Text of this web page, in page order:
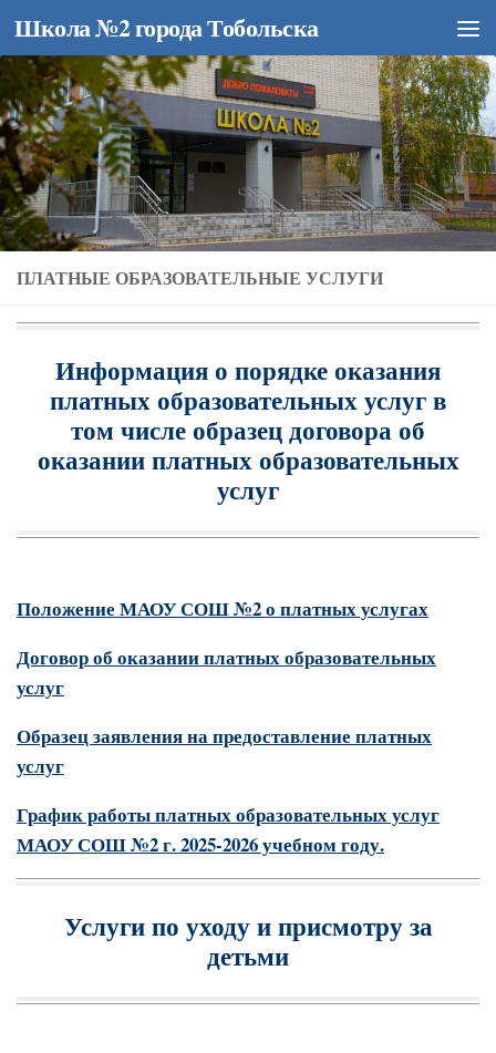
Перейти к содержимому
Школа №2 города Тобольска
ПЛАТНЫЕ ОБРАЗОВАТЕЛЬНЫЕ УСЛУГИ
Информация о порядке оказания
платных образовательных услуг в
том числе образец договора об
оказании платных образовательных
услуг
Положение МАОУ СОШ №2 о платных услугах
Договор об оказании платных образовательных
услуг
Образец заявления на предоставление платных
услуг
График работы платных образовательных услуг
МАОУ СОШ №2 г. 2025-2026 учебном году.
Услуги по уходу и присмотру за
детьми